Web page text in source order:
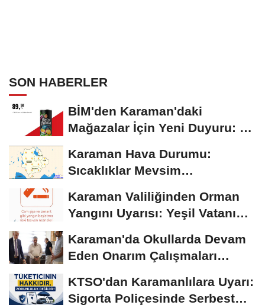
SON HABERLER
BİM'den Karaman'daki
Mağazalar İçin Yeni Duyuru: 11
Karaman Hava Durumu:
Sıcaklıklar Mevsim
Seyrediyor
Karaman Valiliğinden Orman
Yangını Uyarısı: Yeşil Vatanı
Karaman'da Okullarda Devam
Eden Onarım Çalışmaları
KTSO'dan Karamanlılara Uyarı:
Sigorta Poliçesinde Serbest